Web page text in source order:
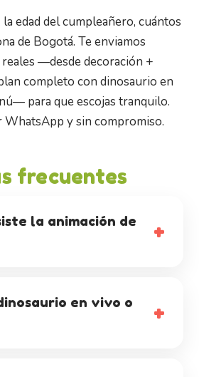
edad del cumpleañero, cuántos
de Bogotá. Te enviamos
—desde decoración +
completo con dinosaurio en
para que escojas tranquilo.
WhatsApp y sin compromiso.
frecuentes
la animación de
en vivo o